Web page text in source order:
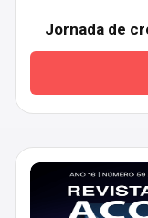
Jornada de